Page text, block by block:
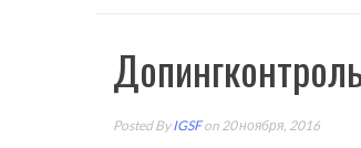
Posted ByIGSFon 20 ноября, 2016